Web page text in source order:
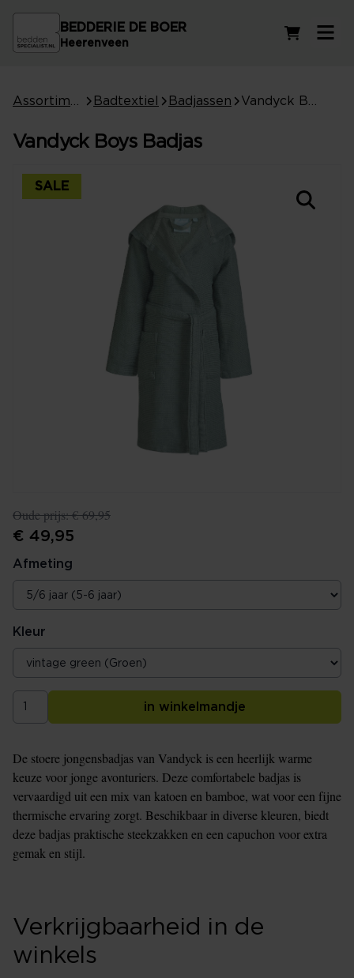
BEDDERIE DE BOER
Heerenveen
Badtextiel Badjassen
Vandyck Boys Badjas
SALE
Oude prijs:€ 69,95
€ 49,95
Afmeting
Kleur
in winkelmandje
De stoere jongensbadjas van Vandyck is een heerlijk warme
keuze voor jonge avonturiers. Deze comfortabele badjas is
vervaardigd uit een mix van katoen en bamboe, wat voor een fijne
thermische ervaring zorgt. Beschikbaar in diverse kleuren, biedt
deze badjas praktische steekzakken en een capuchon voor extra
gemak en stijl.
Verkrijgbaarheid in de
winkels